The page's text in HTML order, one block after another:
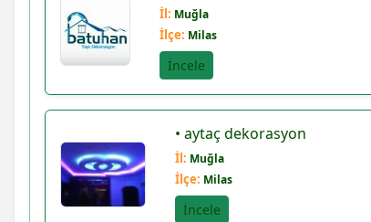
Marin çevre
Veriemlak seferihisar
Motosiklet lastikleri servisi buz motor 0252 313...
Hasan sürek
İl: Muğla
İlçe: Milas
İncele
• aytaç dekorasyon
İl: Muğla
İlçe: Milas
İncele